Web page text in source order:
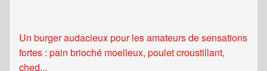
Un burger audacieux pour les amateurs de sensations
fortes : pain brioché moelleux, poulet croustillant,
ched...